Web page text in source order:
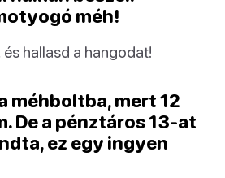
méh!
hallasd a hangodat!
méhboltba, mert 12
De a pénztáros 13-at
ez egy ingyen